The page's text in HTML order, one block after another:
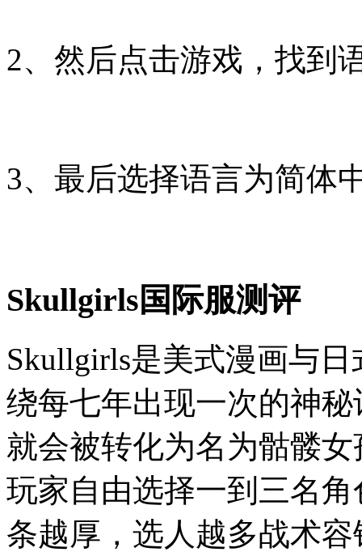
2、然后点击游戏，找到
3、最后选择语言为简体
Skullgirls国际服测评
Skullgirls是美式漫画与
绕每七年出现一次的神
就会被转化为名为骷髅
玩家自由选择一到三名
条越厚，选人越多战术